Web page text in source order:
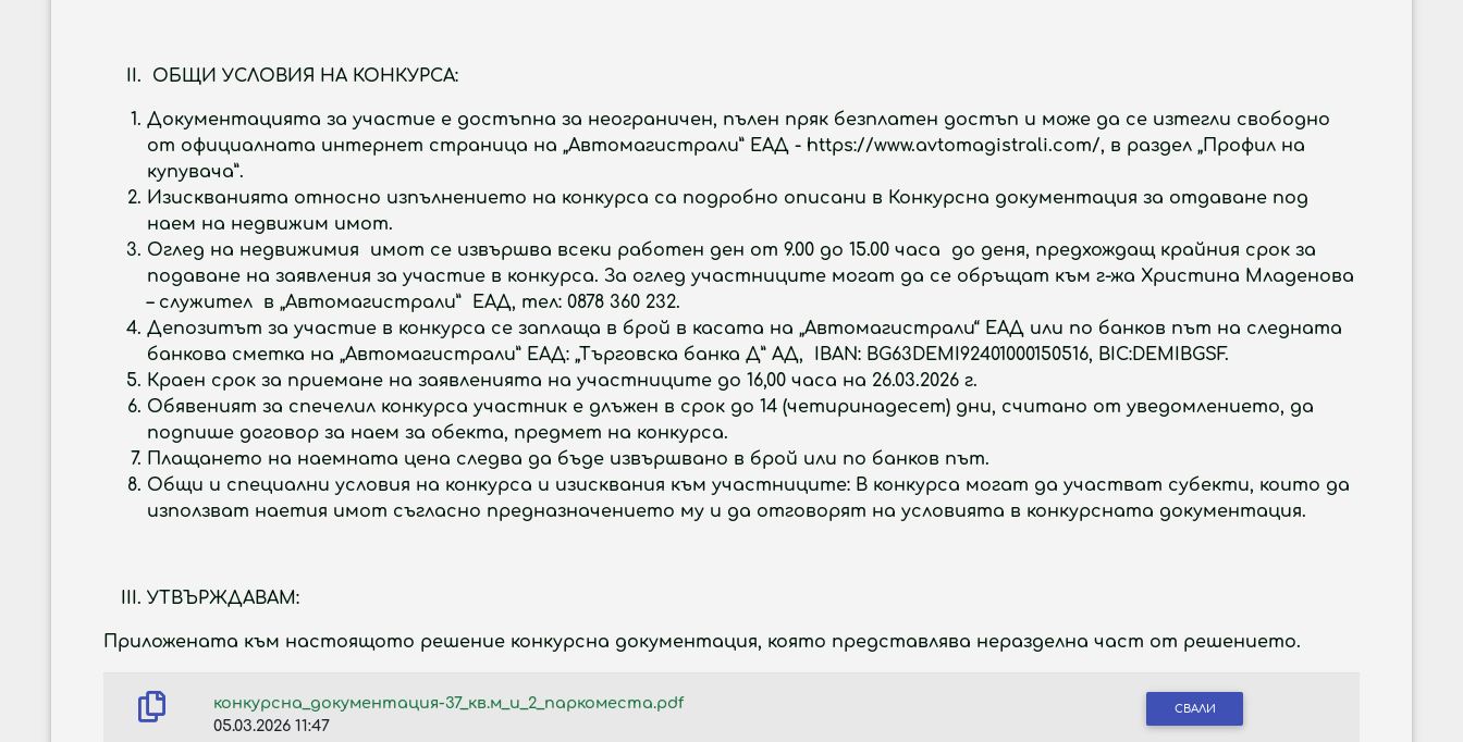
ОБЩИ УСЛОВИЯ НА КОНКУРСА:
Документацията за участие е достъпна за неограничен, пълен пряк безплатен достъп и може да се изтегли свободно
от официалната интернет страница на „Автомагистрали” ЕАД - https://www.avtomagistrali.com/, в раздел „Профил на
купувача”.
Изискванията относно изпълнението на конкурса са подробно описани в Конкурсна документация за отдаване под
наем на недвижим имот.
Оглед на недвижимия имот се извършва всеки работен ден от 9.00 до 15.00 часа до деня, предхождащ крайния срок за
подаване на заявления за участие в конкурса. За оглед участниците могат да се обръщат към г-жа Христина Младенова
– служител в „Автомагистрали” ЕАД, тел: 0878 360 232.
Депозитът за участие в конкурса се заплаща в брой в касата на „Автомагистрали“ ЕАД или по банков път на следната
банкова сметка на „Автомагистрали” ЕАД: „Търговска банка Д” АД, IBAN: BG63DEMI92401000150516, BIC:DEMIBGSF.
Краен срок за приемане на заявленията на участниците до 16,00 часа на 26.03.2026 г.
Обявеният за спечелил конкурса участник е длъжен в срок до 14 (четиринадесет) дни, считано от уведомлението, да
подпише договор за наем за обекта, предмет на конкурса.
Плащането на наемната цена следва да бъде извършвано в брой или по банков път.
Общи и специални условия на конкурса и изисквания към участниците: В конкурса могат да участват субекти, които да
използват наетия имот съгласно предназначението му и да отговорят на условията в конкурсната документация.
УТВЪРЖДАВАМ:
Приложената към настоящото решение конкурсна документация, която представлява неразделна част от решението.
конкурсна_документация-37_кв.м_и_2_паркоместа.pdf
05.03.2026 11:47
СВАЛИ